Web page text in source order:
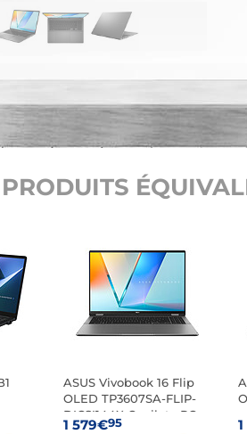
ASUS Vivobook 16 Flip
OLED TP3607SA-FLIP-
DICSI144X Copilot+ PC
1 579€95